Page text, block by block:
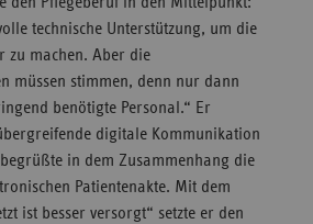
technische Unterstützung, um die
zu machen. Aber die
müssen stimmen, denn nur dann
benötigte Personal.“ Er
digitale Kommunikation
in dem Zusammenhang die
Patientenakte. Mit dem
ist besser versorgt“ setzte er den